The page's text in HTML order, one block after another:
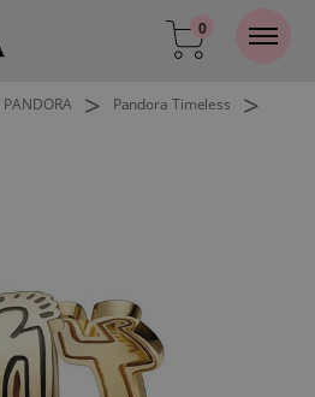
0
PANDORA > Pandora Timeless >